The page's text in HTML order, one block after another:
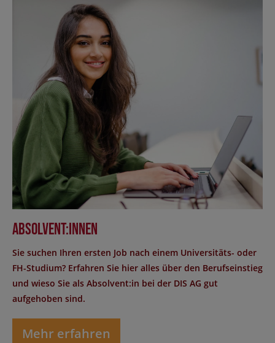
Absolvent:innen
Sie suchen Ihren ersten Job nach einem Universitäts- oder
FH-Studium? Erfahren Sie hier alles über den Berufseinstieg
und wieso Sie als Absolvent:in bei der DIS AG gut
aufgehoben sind.
Mehr erfahren